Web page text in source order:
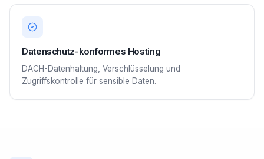
Datenschutz-konformes Hosting
DACH-Datenhaltung, Verschlüsselung und
Zugriffskontrolle für sensible Daten.